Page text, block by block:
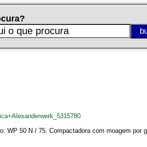
WP 50 N / 75. Compactadora com moagem por